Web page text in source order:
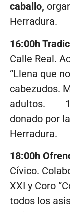
caballo,
Herradura.
16:00h
Calle Real.
“Llena que
cabezudos.
adultos. 1º
donado por
Herradura.
18:00h
Cívico.
XXI y Coro
todos los